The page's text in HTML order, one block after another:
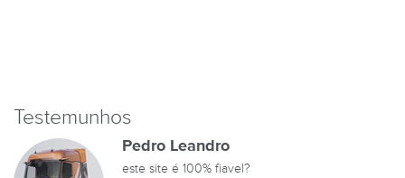
Testemunhos
Pedro Leandro
este site é 100% fiavel?